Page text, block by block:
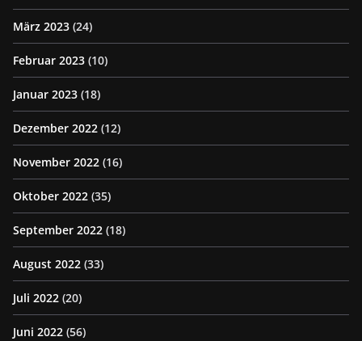
März 2023 (24)
Februar 2023 (10)
Januar 2023 (18)
Dezember 2022 (12)
November 2022 (16)
Oktober 2022 (35)
September 2022 (18)
August 2022 (33)
Juli 2022 (20)
Juni 2022 (56)